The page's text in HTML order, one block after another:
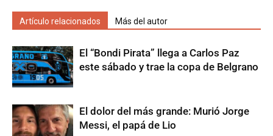
Artículo relacionados Más del autor
El “Bondi Pirata” llega a Carlos Paz
este sábado y trae la copa de Belgrano
El dolor del más grande: Murió Jorge
Messi, el papá de Lio